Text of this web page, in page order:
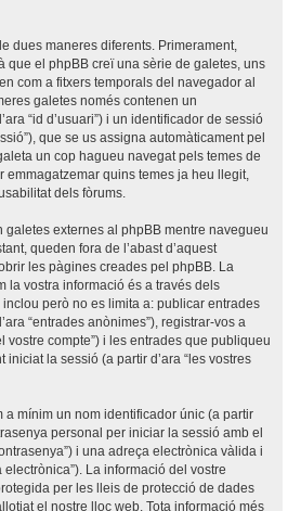
dues maneres diferents. Primerament,
que el phpBB creï una sèrie de galetes, uns
com a fitxers temporals del navegador al
galetes només contenen un
“id d’usuari”) i un identificador de sessió
que se us assigna automàticament pel
un cop hagueu navegat pels temes de
emmagatzemar quins temes ja heu llegit,
dels fòrums.
galetes externes al phpBB mentre navegueu
queden fora de l’abast d’aquest
les pàgines creades pel phpBB. La
la vostra informació és a través dels
però no es limita a: publicar entrades
“entrades anònimes”), registrar-vos a
vostre compte”) i les entrades que publiqueu
la sessió (a partir d’ara “les vostres
a mínim un nom identificador únic (a partir
personal per iniciar la sessió amb el
i una adreça electrònica vàlida i
electrònica”). La informació del vostre
per les lleis de protecció de dades
el nostre lloc web. Tota informació més